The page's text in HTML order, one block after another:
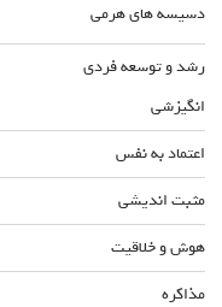
دسیسه های هرمی
رشد و توسعه فردی
انگیزشی
اعتماد به نفس
مثبت اندیشی
هوش و خلاقیت
مذاکره